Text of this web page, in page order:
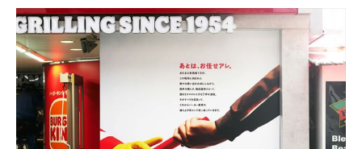
進化するPCとデバイスの未来
好きが集まる 比べて選べる
ビジネスと働き方のヒント
AI活用のいまが分かる